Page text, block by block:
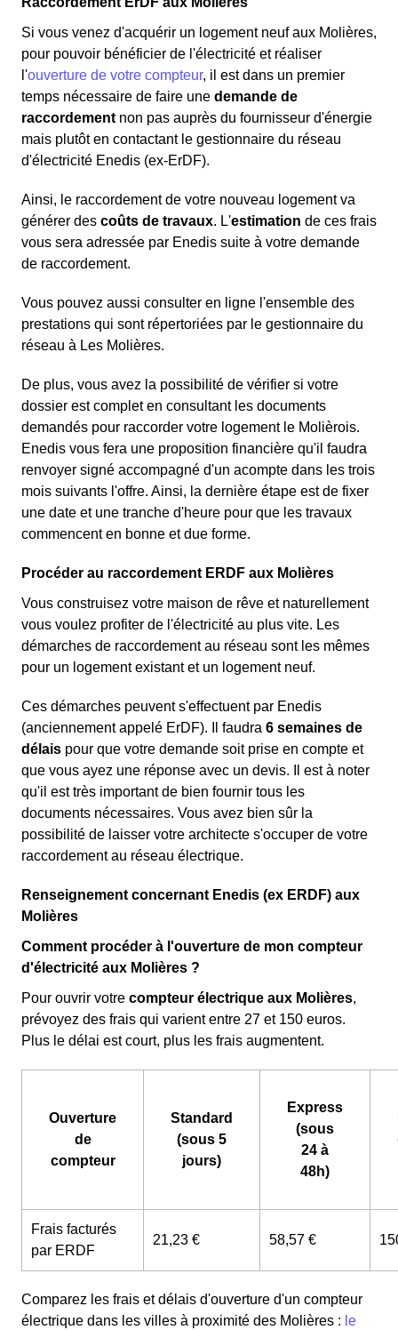
Si vous venez d'acquérir un logement neuf aux Molières,
pour pouvoir bénéficier de l'électricité et réaliser
l'ouverture de votre compteur, il est dans un premier
temps nécessaire de faire une demande de
raccordement non pas auprès du fournisseur d'énergie
mais plutôt en contactant le gestionnaire du réseau
d'électricité Enedis (ex-ErDF).
Ainsi, le raccordement de votre nouveau logement va
générer des coûts de travaux. L'estimation de ces frais
vous sera adressée par Enedis suite à votre demande
de raccordement.
Vous pouvez aussi consulter en ligne l'ensemble des
prestations qui sont répertoriées par le gestionnaire du
réseau à Les Molières.
De plus, vous avez la possibilité de vérifier si votre
dossier est complet en consultant les documents
demandés pour raccorder votre logement le Molièrois.
Enedis vous fera une proposition financière qu'il faudra
renvoyer signé accompagné d'un acompte dans les trois
mois suivants l'offre. Ainsi, la dernière étape est de fixer
une date et une tranche d'heure pour que les travaux
commencent en bonne et due forme.
Procéder au raccordement ERDF aux Molières
Vous construisez votre maison de rêve et naturellement
vous voulez profiter de l'électricité au plus vite. Les
démarches de raccordement au réseau sont les mêmes
pour un logement existant et un logement neuf.
Ces démarches peuvent s'effectuent par Enedis
(anciennement appelé ErDF). Il faudra 6 semaines de
délais pour que votre demande soit prise en compte et
que vous ayez une réponse avec un devis. Il est à noter
qu'il est très important de bien fournir tous les
documents nécessaires. Vous avez bien sûr la
possibilité de laisser votre architecte s'occuper de votre
raccordement au réseau électrique.
Renseignement concernant Enedis (ex ERDF) aux
Molières
Comment procéder à l'ouverture de mon compteur
d'électricité aux Molières ?
Pour ouvrir votre compteur électrique aux Molières,
prévoyez des frais qui varient entre 27 et 150 euros.
Plus le délai est court, plus les frais augmentent.
Ouverture
de
compteur
Standard
(sous 5
jours)
Express
(sous
24 à
48h)
Frais facturés
par ERDF
21,23 € 58,57 €
Comparez les frais et délais d'ouverture d'un compteur
électrique dans les villes à proximité des Molières : le